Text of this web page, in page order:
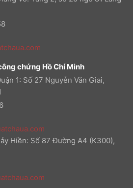
chứng Hồ Chí Minh
1: Số 27 Nguyễn Văn Giai,
Hiền: Số 87 Đường A4 (K300),